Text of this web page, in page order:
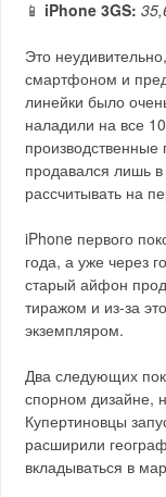
📱 iPhone 3GS:
Это
смартфоном и
линейки было
наладили на все
продавался лишь
рассчитывать на
iPhone первого
года, а уже через
старый айфон
тиражом и из-за
экземпляром.
Два следующих
спорном дизайне,
Купертиновцы
расширили
вкладываться в